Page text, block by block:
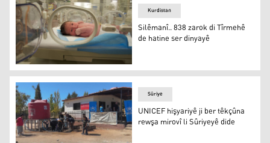
Silêmanî.. 838 zarok di Tîrmehê de hatine ser dinyayê
Kurdistan
Silêmanî.. 838 zarok di Tîrmehê
de hatine ser dinyayê
Sûriye
UNICEF hişyariyê ji ber têkçûna
rewşa mirovî li Sûriyeyê dide